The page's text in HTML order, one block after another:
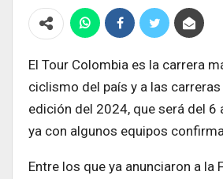
El Tour Colombia es la carrera
ciclismo del país y a las carreras
edición del 2024, que será del 6
ya con algunos equipos
Entre los que ya anunciaron a la